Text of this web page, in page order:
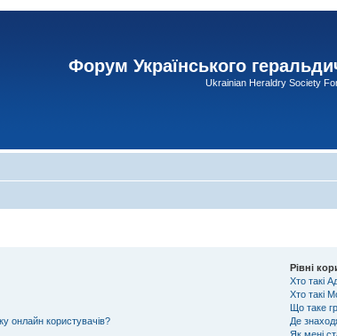
Форум Українського
Ukrainian Heraldry Society
онлайн користувачів?
Рівні
Хто такі
Хто такі
Що таке
Де